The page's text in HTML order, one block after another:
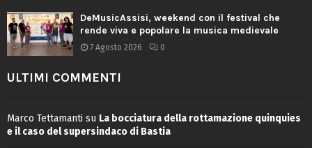
DeMusicAssisi, weekend con il festival che
rende viva e popolare la musica medievale
7 Agosto 2026 0
ULTIMI COMMENTI
Marco Tettamanti su La bocciatura della rottamazione quinquies
e il caso del supersindaco di Bastia